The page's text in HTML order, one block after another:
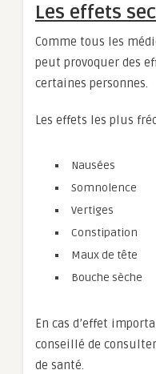
Les effets
Comme tous les
peut provoquer des
certaines personnes.
Les effets les plus
Nausées
Somnolence
Vertiges
Constipation
Maux de tête
Bouche sèche
En cas d’effet
conseillé de
de santé.